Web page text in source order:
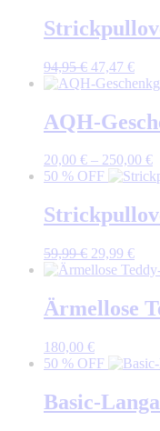
104,95 €
94,95€
Preis
94,95 €
47,47 €
AQH-
20,00 € – 250,00 €
50 % OFF
59,99€
Preis
59,99 €
29,99 €
Ärmellose
180,00 €
50 % OFF
Basic-